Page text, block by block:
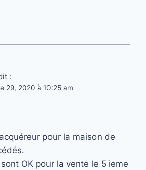
:
29, 2020 à 10:25 am
pour la maison de
OK pour la vente le 5 ieme